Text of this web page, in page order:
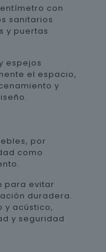
con
sanitarios
y puertas
espejos
el espacio,
y
por
como
para evitar
duradera.
y acústico,
y seguridad